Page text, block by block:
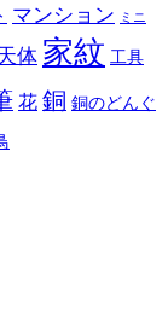
マンション ミニ
体 家紋 工具
花 銅 銅のどんぐ